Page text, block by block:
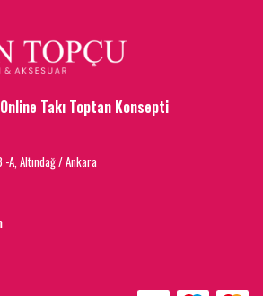
Takı Toptan Konsepti
A, Altındağ / Ankara